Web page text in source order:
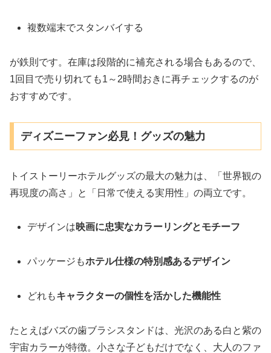
複数端末でスタンバイする
が鉄則です。在庫は段階的に補充される場合もあるので、
1回目で売り切れても1～2時間おきに再チェックするのが
おすすめです。
ディズニーファン必見！グッズの魅力
トイストーリーホテルグッズの最大の魅力は、「世界観の
再現度の高さ」と「日常で使える実用性」の両立です。
デザインは映画に忠実なカラーリングとモチーフ
パッケージもホテル仕様の特別感あるデザイン
どれもキャラクターの個性を活かした機能性
たとえばバズの歯ブラシスタンドは、光沢のある白と紫の
宇宙カラーが特徴。小さな子どもだけでなく、大人のファ